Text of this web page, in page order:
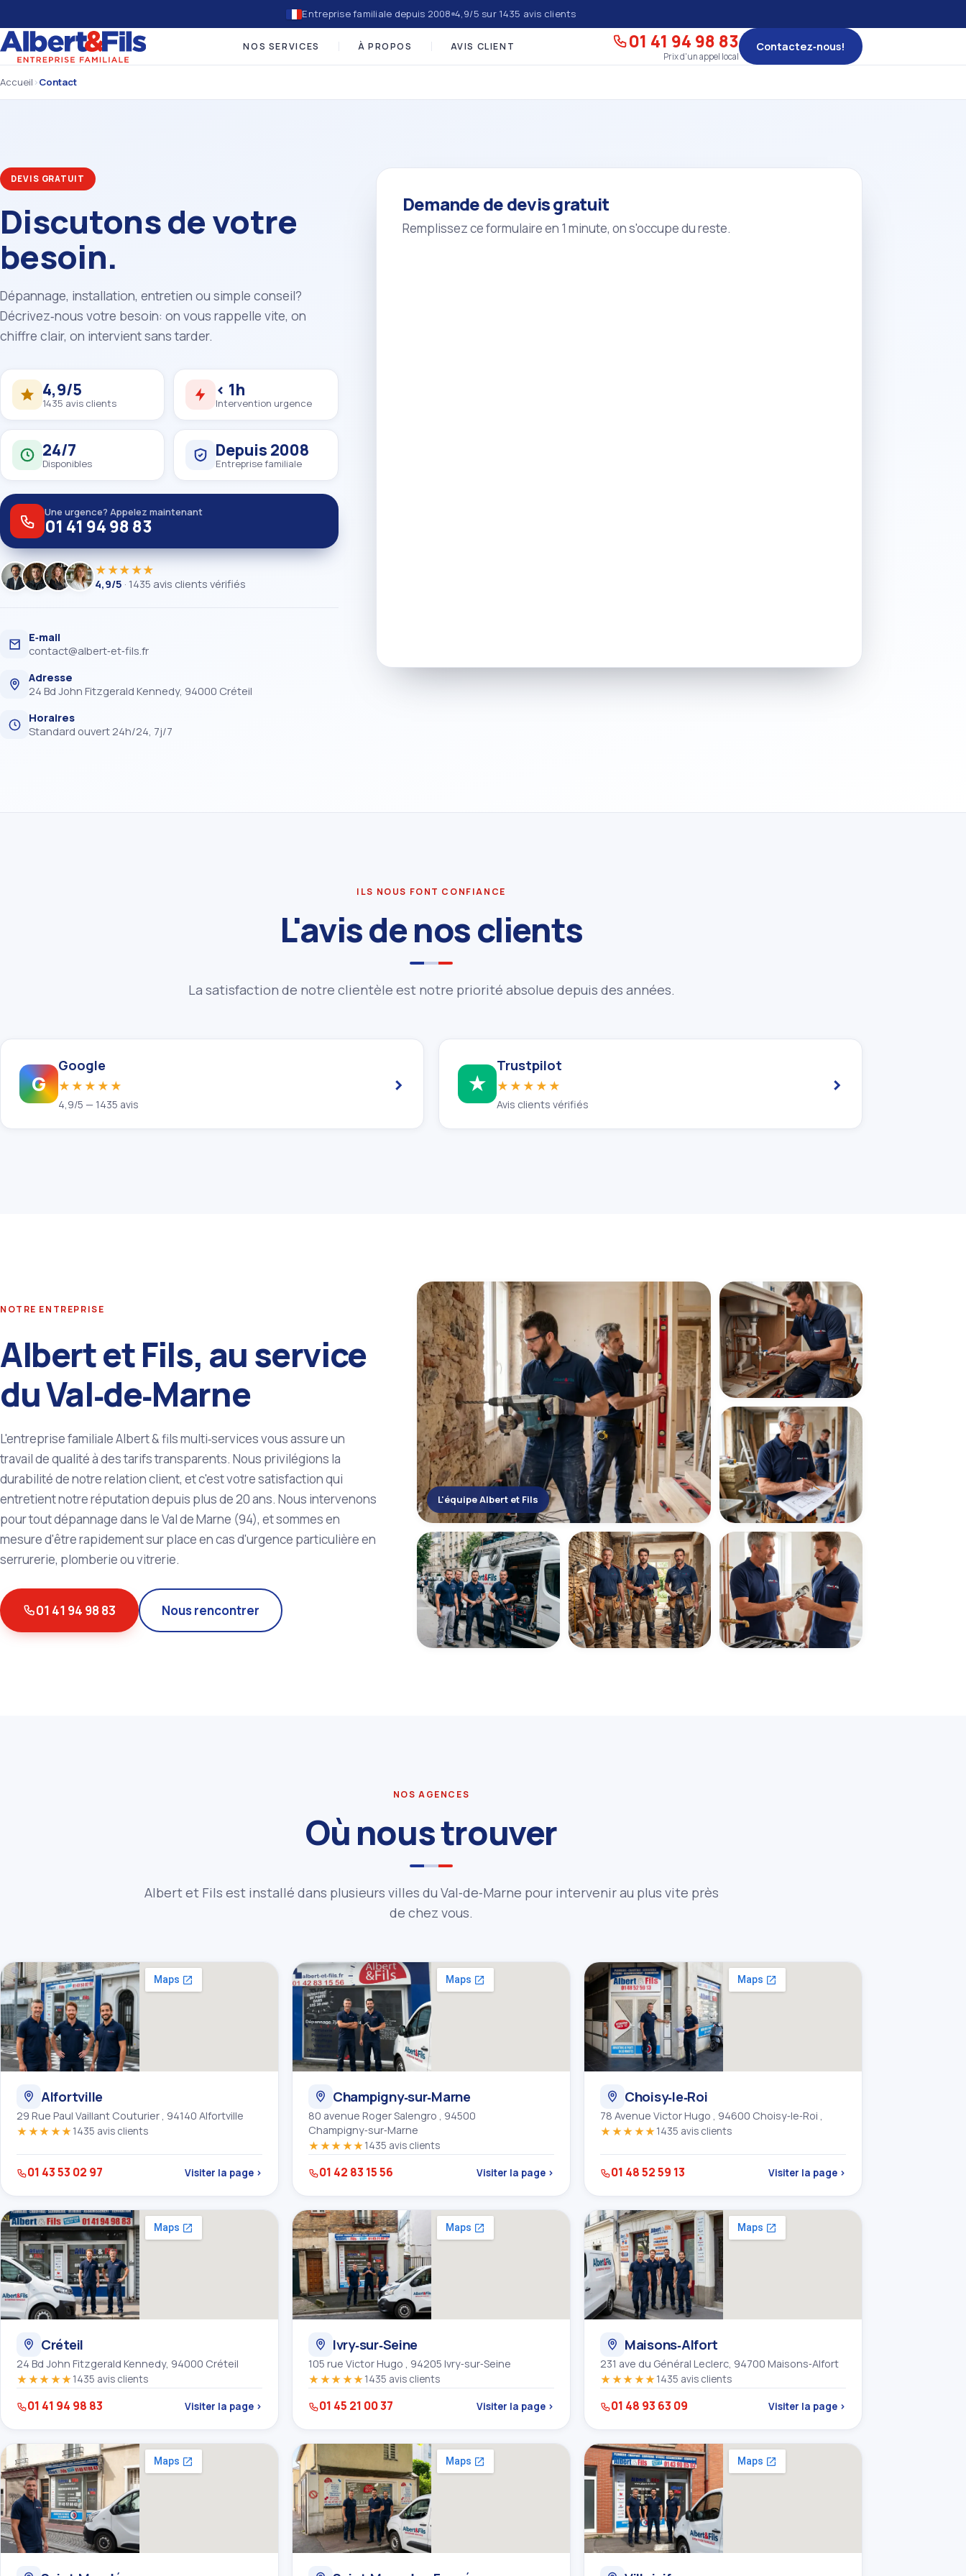
Entreprise familiale depuis 2008 4,9/5 sur 1435 avis clients
NOS SERVICES À PROPOS AVIS CLIENT 01 41 94 98 83
Prix d'un appel local
Contactez‑nous!
Accueil ›Contact
DEVIS GRATUIT
Discutons de votre
besoin.
Dépannage, installation, entretien ou simple conseil?
Décrivez‑nous votre besoin: on vous rappelle vite, on
chiffre clair, on intervient sans tarder.
4,9/5
1435 avis clients
< 1h
Intervention urgence
24/7
Disponibles
Depuis 2008
Entreprise familiale
Une urgence? Appelez maintenant
01 41 94 98 83
★★★★★
4,9/5 · 1435 avis clients vérifiés
E‑mail
contact@albert‑et‑fils.fr
Adresse
24 Bd John Fitzgerald Kennedy, 94000 Créteil
Horaires
Standard ouvert 24h/24, 7j/7
Demande de devis gratuit
Remplissez ce formulaire en 1 minute, on s'occupe du reste.
ILS NOUS FONT CONFIANCE
L'avis de nos clients
La satisfaction de notre clientèle est notre priorité absolue depuis des années.
G
Google
★★★★★
4,9/5 — 1435 avis
› ★
Trustpilot
★★★★★
Avis clients vérifiés
›
NOTRE ENTREPRISE
Albert et Fils, au service
du Val‑de‑Marne
L'entreprise familiale Albert & fils multi‑services vous assure un
travail de qualité à des tarifs transparents. Nous privilégions la
durabilité de notre relation client, et c'est votre satisfaction qui
entretient notre réputation depuis plus de 20 ans. Nous intervenons
pour tout dépannage dans le Val de Marne (94), et sommes en
mesure d'être rapidement sur place en cas d'urgence particulière en
serrurerie, plomberie ou vitrerie.
01 41 94 98 83 Nous rencontrer
L'équipe Albert et Fils
NOS AGENCES
Où nous trouver
Albert et Fils est installé dans plusieurs villes du Val‑de‑Marne pour intervenir au plus vite près
de chez vous.
Alfortville
29 Rue Paul Vaillant Couturier , 94140 Alfortville
★★★★★1435 avis clients
01 43 53 02 97 Visiter la page ›
Champigny‑sur‑Marne
80 avenue Roger Salengro , 94500
Champigny‑sur‑Marne
★★★★★1435 avis clients
01 42 83 15 56 Visiter la page ›
Choisy‑le‑Roi
78 Avenue Victor Hugo , 94600 Choisy‑le‑Roi ,
★★★★★1435 avis clients
01 48 52 59 13 Visiter la page ›
Créteil
24 Bd John Fitzgerald Kennedy, 94000 Créteil
★★★★★1435 avis clients
01 41 94 98 83 Visiter la page ›
Ivry‑sur‑Seine
105 rue Victor Hugo , 94205 Ivry‑sur‑Seine
★★★★★1435 avis clients
01 45 21 00 37 Visiter la page ›
Maisons‑Alfort
231 ave du Général Leclerc, 94700 Maisons‑Alfort
★★★★★1435 avis clients
01 48 93 63 09 Visiter la page ›